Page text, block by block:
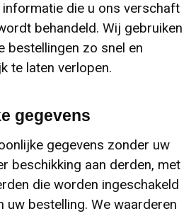
Lanyards
tassen
Mutsen
die u ons verschaft
behandeld. Wij gebruiken
bestellingen zo snel en
te laten verlopen.
gegevens
gegevens zonder uw
beschikking aan derden, met
die worden ingeschakeld
uw bestelling. We waarderen